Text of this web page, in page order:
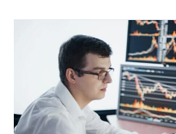
gestionar
departamento
financiero
a